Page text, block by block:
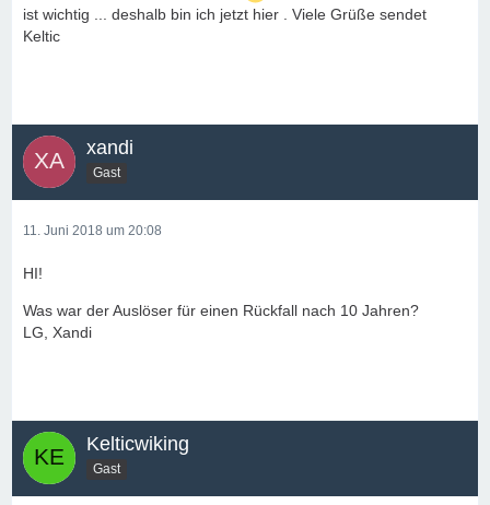
ist wichtig ... deshalb bin ich jetzt hier . Viele Grüße sendet
Keltic
xandi
Gast
11. Juni 2018 um 20:08
HI!
Was war der Auslöser für einen Rückfall nach 10 Jahren?
LG, Xandi
Kelticwiking
Gast